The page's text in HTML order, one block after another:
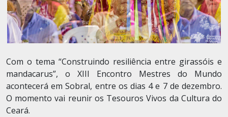
Com o tema “Construindo resiliência entre girassóis e
mandacarus”, o XIII Encontro Mestres do Mundo
acontecerá em Sobral, entre os dias 4 e 7 de dezembro.
O momento vai reunir os Tesouros Vivos da Cultura do
Ceará.